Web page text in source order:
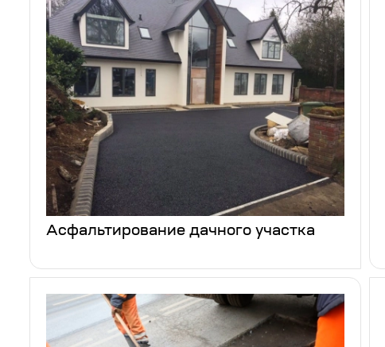
Асфальтирование дачного участка